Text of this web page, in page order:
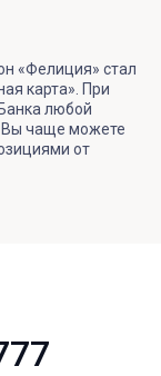
«Фелиция» стал
карта». При
любой
Вы чаще можете
от